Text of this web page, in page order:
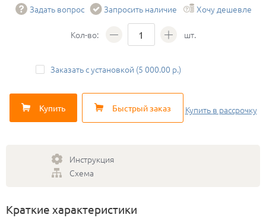
Задать вопрос Запросить наличие Хочу дешевле
Кол-во: шт.
Заказать с установкой (5 000.00 р.)
Купить Быстрый заказ Купить в рассрочку
Инструкция
Схема
Краткие характеристики